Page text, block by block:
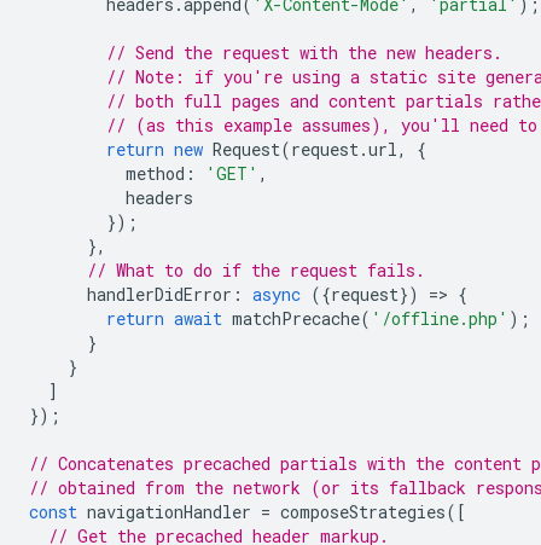
headers .append ( 'X-Content-Mode' , 'partial' );
// Send the request with the new headers.
// Note: if you're using a static site
// both full pages and content partials
// (as this example assumes), you'll need to
return new Request(request.url,
{
method : 'GET' ,
headers
});
},
// What to do if the request fails.
handlerDidError : async ({request}) => {
return await matchPrecache( '/offline.php' );
}
}
]
});
// Concatenates precached partials with the content
// obtained from the network (or its fallback
const navigationHandler = composeStrategies([
// Get the precached header markup.